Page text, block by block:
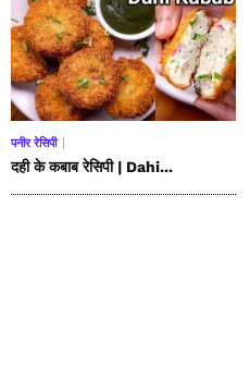
पनीर रेसिपी
दही के कबाब रेसिपी | Dahi...